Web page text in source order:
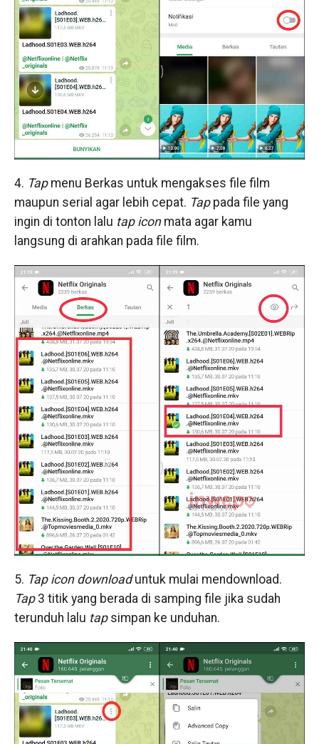
4. Tapmenu Berkas untuk mengakses file film
maupun serial agar lebih cepat. Tappada file yang
ingin di tonton lalu tap iconmata agar kamu
langsung di arahkan pada file film.
5. Tap icon downloaduntuk mulai mendownload.
Tap3 titik yang berada di samping file jika sudah
terunduh lalu tapsimpan ke unduhan.